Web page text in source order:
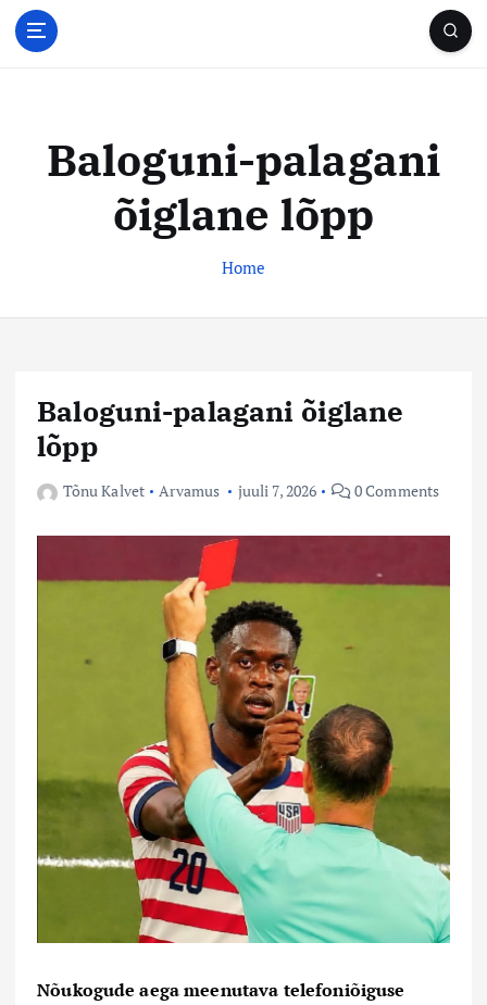
s
t
e
e
s
s
Baloguni-palagani
õiglane lõpp
Home
Baloguni-palagani õiglane
lõpp
Tõnu Kalvet Arvamus juuli 7, 2026 0 Comments
Nõukogude aega meenutava telefoniõiguse